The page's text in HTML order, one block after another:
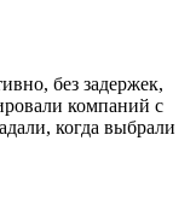
без задержек,
компаний с
когда выбрали